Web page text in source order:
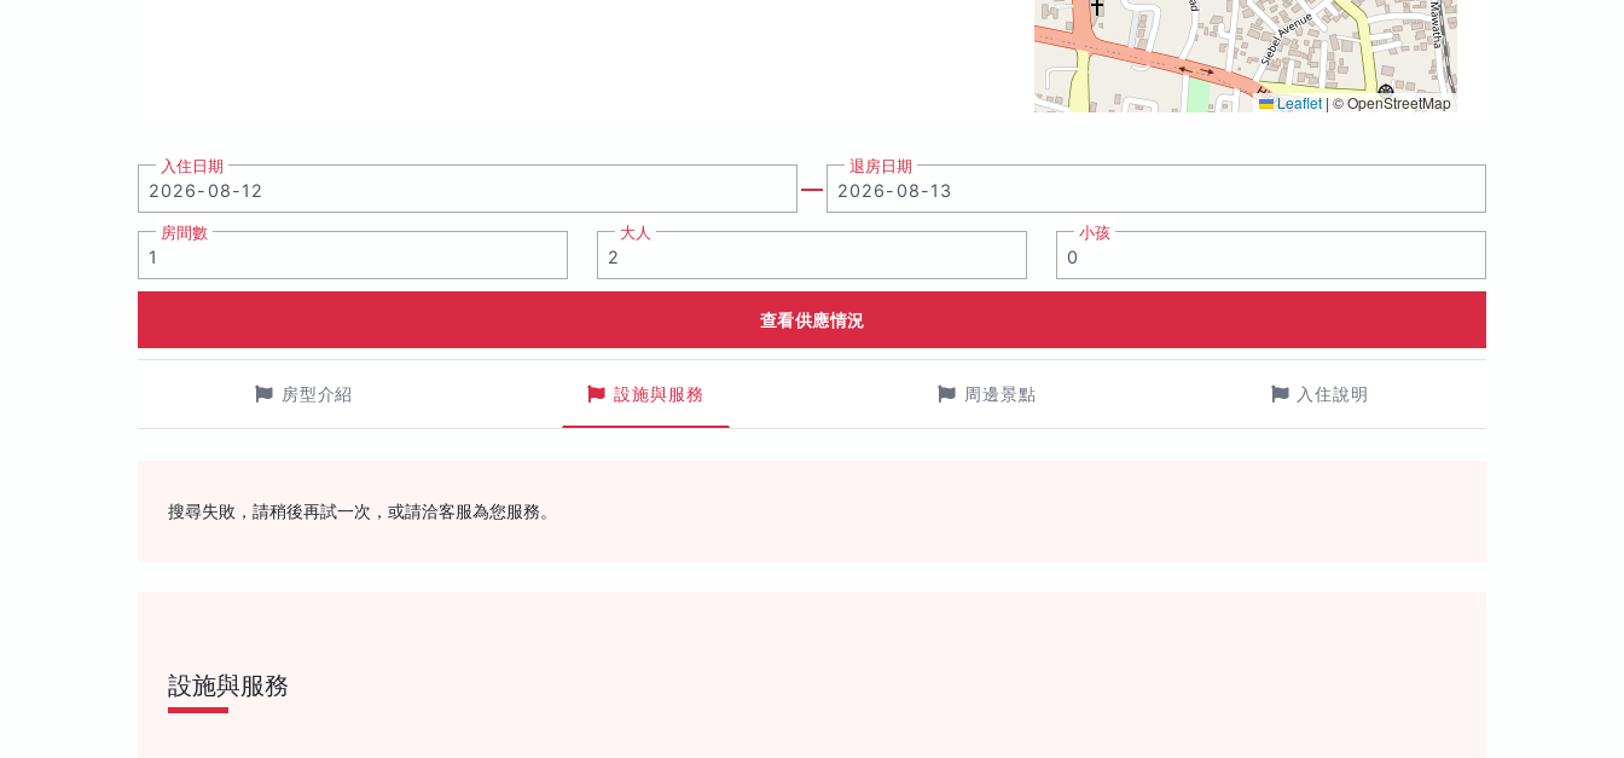
Leaflet |© OpenStreetMap
入住日期 退房日期
房間數 大人 小孩
查看供應情況
房型介紹 設施與服務 周邊景點 入住說明
搜尋失敗，請稍後再試一次，或請洽客服為您服務。
設施與服務